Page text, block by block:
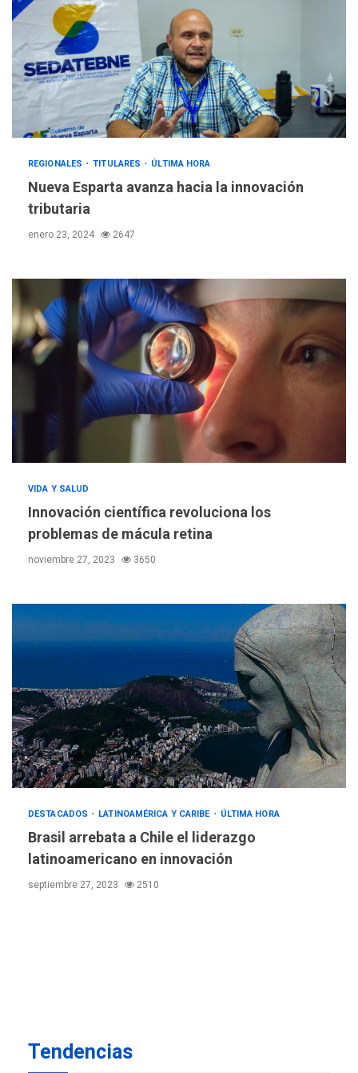
REGIONALES TITULARES ÚLTIMA HORA
Nueva Esparta avanza hacia la innovación
tributaria
enero 23, 2024 2647
VIDA Y SALUD
Innovación científica revoluciona los
problemas de mácula retina
noviembre 27, 2023 3650
DESTACADOS LATINOAMÉRICA Y CARIBE ÚLTIMA HORA
Brasil arrebata a Chile el liderazgo
latinoamericano en innovación
septiembre 27, 2023 2510
Tendencias
3
Hutíes de Yemen dicen que
atacaron dos petroleros
Instituciones estadales se
suman al Plan Agosto de
Escuelas Abiertas 2026
5
REGIONALES
TITULARES
ÚLTIMA HORA
Concejo Municipal de
Mariño respalda a Cámara
de Comercio para reforma
de Ley de Puerto Libre
ÚLTIMA HORA
CNP plantea incluir Libertad
de Expresión en agenda de
de AN 2015